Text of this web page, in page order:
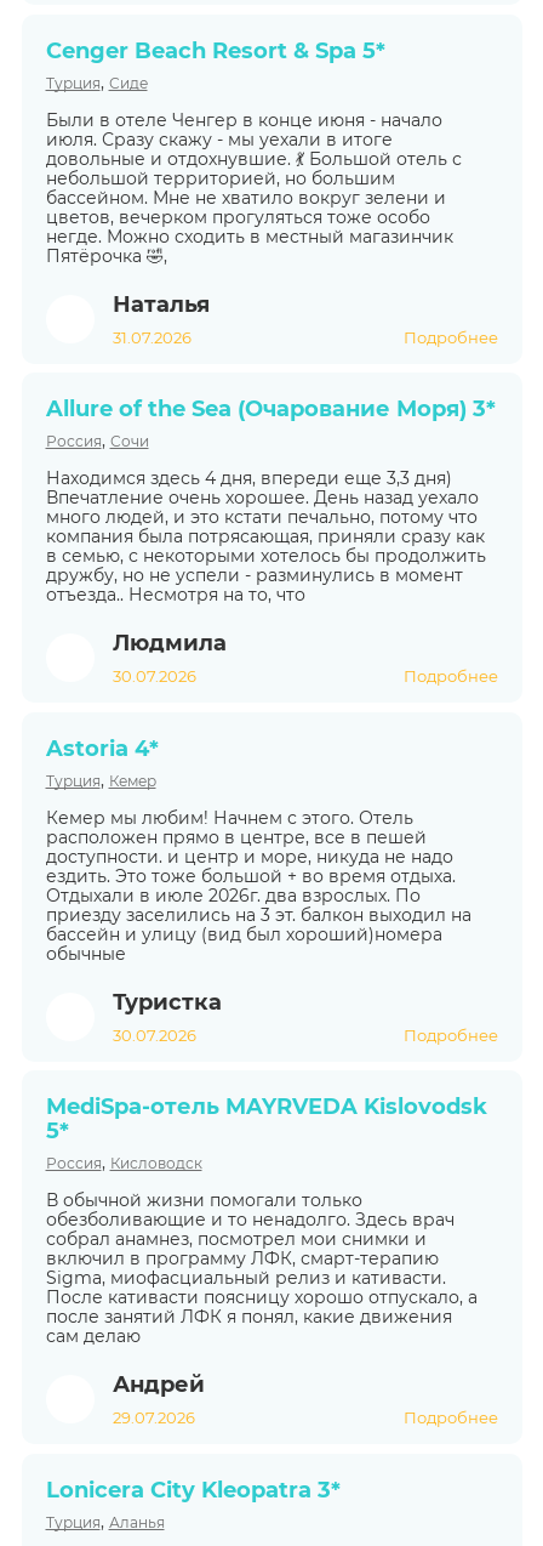
Cenger Beach Resort & Spa 5*
Турция, Сиде
Были в отеле Ченгер в конце июня - начало
июля. Сразу скажу - мы уехали в итоге
довольные и отдохнувшие. 💃 Большой отель с
небольшой территорией, но большим
бассейном. Мне не хватило вокруг зелени и
цветов, вечерком прогуляться тоже особо
негде. Можно сходить в местный магазинчик
Пятёрочка 🤣,
Наталья
31.07.2026 Подробнее
Allure of the Sea (Очарование Моря) 3*
Россия, Сочи
Находимся здесь 4 дня, впереди еще 3,3 дня)
Впечатление очень хорошее. День назад уехало
много людей, и это кстати печально, потому что
компания была потрясающая, приняли сразу как
в семью, с некоторыми хотелось бы продолжить
дружбу, но не успели - разминулись в момент
отъезда.. Несмотря на то, что
Людмила
30.07.2026 Подробнее
Astoria 4*
Турция, Кемер
Кемер мы любим! Начнем с этого. Отель
расположен прямо в центре, все в пешей
доступности. и центр и море, никуда не надо
ездить. Это тоже большой + во время отдыха.
Отдыхали в июле 2026г. два взрослых. По
приезду заселились на 3 эт. балкон выходил на
бассейн и улицу (вид был хороший)номера
обычные
Туристка
30.07.2026 Подробнее
MediSpa-отель MAYRVEDA Kislovodsk
5*
Россия, Кисловодск
В обычной жизни помогали только
обезболивающие и то ненадолго. Здесь врач
собрал анамнез, посмотрел мои снимки и
включил в программу ЛФК, смарт-терапию
Sigma, миофасциальный релиз и кативасти.
После кативасти поясницу хорошо отпускало, а
после занятий ЛФК я понял, какие движения
сам делаю
Андрей
29.07.2026 Подробнее
Lonicera City Kleopatra 3*
Турция, Аланья